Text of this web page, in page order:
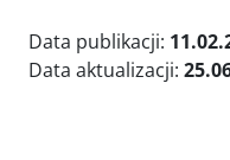
Data publikacji:
Data aktualizacji: